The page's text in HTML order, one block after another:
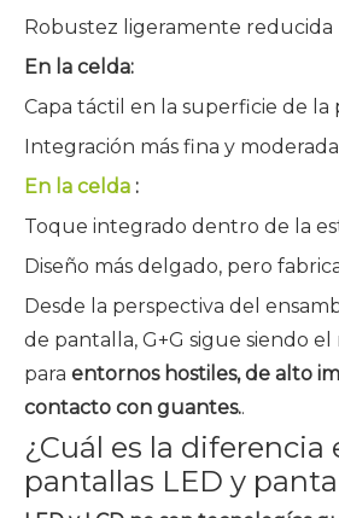
Robustez ligeramente reducida
En la celda:
Capa táctil en la superficie de la
Integración más fina y moderada
En la celda :
Toque integrado dentro de la
Diseño más delgado, pero
Desde la perspectiva del
de pantalla, G+G sigue siendo
para entornos hostiles, de alto
contacto con guantes..
¿Cuál es la diferencia
pantallas LED y